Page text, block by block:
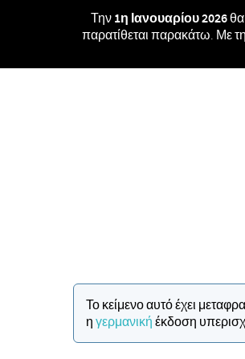
Την 1η Ιανουαρίου 2026θα
παρατίθεται παρακάτω. Με
Το κείμενο αυτό έχει
η γερμανική έκδοση